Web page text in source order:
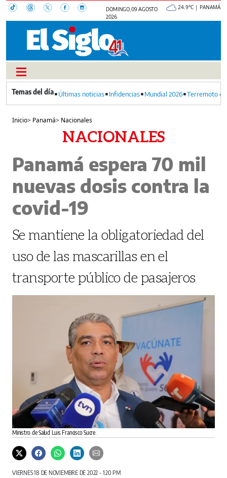
DOMINGO, 09 AGOSTO
2026
24.9°C | PANAMÁ
Últimas noticias Infidencias Mundial 2026 Terremoto
Inicio> Panamá> Nacionales
NACIONALES
Panamá espera 70 mil
nuevas dosis contra la
covid-19
Se mantiene la obligatoriedad del
uso de las mascarillas en el
transporte público de pasajeros
Ministro de Salud Luis Francisco Sucre.
VIERNES 18 DE NOVIEMBRE DE 2022 - 1:20 PM